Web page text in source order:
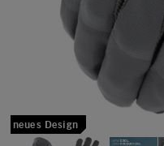
neues Design